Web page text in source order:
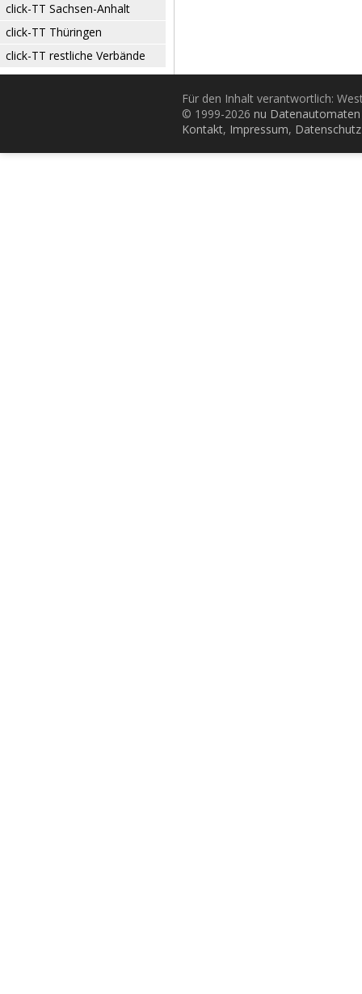
click-TT Sachsen-Anhalt
click-TT Thüringen
click-TT restliche Verbände
Für den Inhalt verantwortlich:
© 1999-2026 nu
Kontakt, Impressum, Datenschutz